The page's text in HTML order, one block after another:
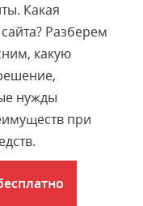
Какая
Разберем
какую
нужды
при
.